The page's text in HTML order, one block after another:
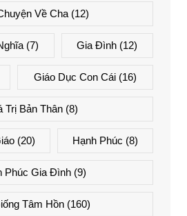
Về Cha (12)
(7) Gia Đình (12)
Giáo Dục Con Cái(16)
Trị Bản Thân(8)
(20) Hạnh Phúc (8)
Phúc Gia Đình (9)
Tâm Hồn (160)